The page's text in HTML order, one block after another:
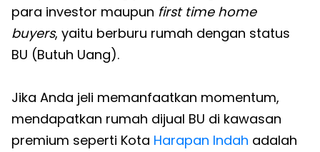
para investor maupun first time home
buyers, yaitu berburu rumah dengan status
BU (Butuh Uang).
Jika Anda jeli memanfaatkan momentum,
mendapatkan rumah dijual BU di kawasan
premium seperti Kota Harapan Indah adalah